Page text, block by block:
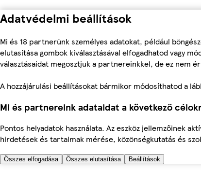
Adatvédelmi beállítások
Mi és 18 partnerünk személyes adatokat, például
elutasítása gombok kiválasztásával elfogadhatod vagy
választásaidat megosztjuk a partnereinkkel, de ez nem
A hozzájárulási beállításokat bármikor módosíthatod a
Mi és partnereink adataidat a következő
Pontos helyadatok használata. Az eszköz jellemzőinek
hirdetések és tartalmak mérése, közönségkutatás és
Összes elfogadása Összes elutasítása Beállítások